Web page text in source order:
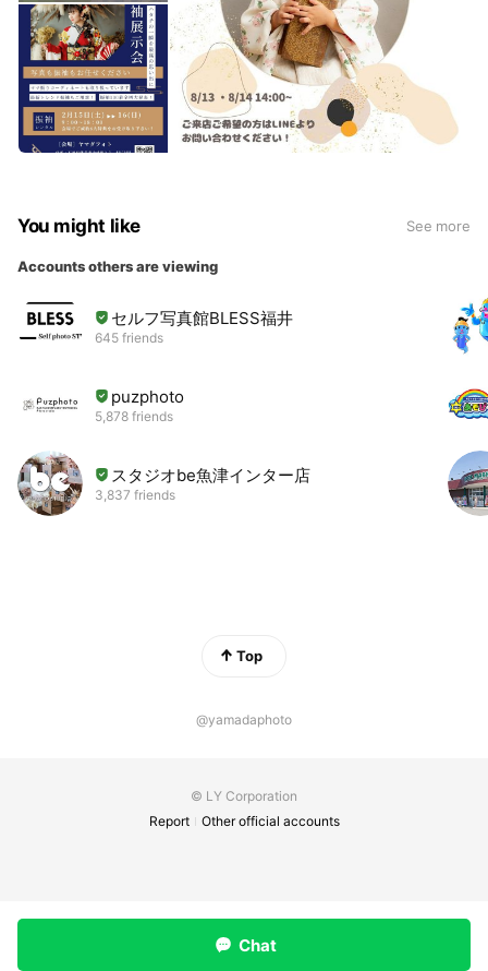
You might like See more
Accounts others are viewing
セルフ写真館BLESS福井
645 friends
puzphoto
5,878 friends
スタジオbe魚津インター店
3,837 friends
Top
@yamadaphoto
© LY Corporation
Report
Other official accounts
Chat